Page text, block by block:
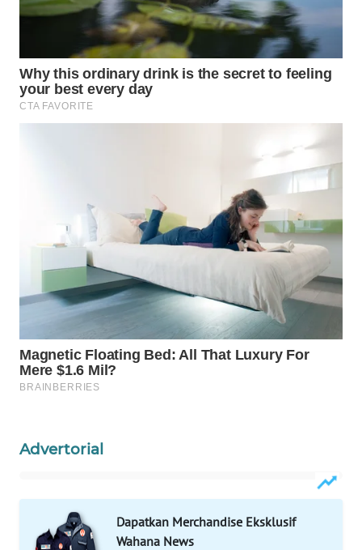
Advertorial
Dapatkan Merchandise Eksklusif
Wahana News
WN
WN
SEMARANG
BOROBUDUR
WN
MADURA
SURABAYA
WN
WN
MANDALIKA